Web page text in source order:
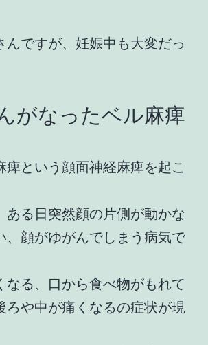
んですが、妊娠中も大変だっ
がなったベル麻痺
痺という顔面神経麻痺を起こ
ある日突然顔の片側が動かな
、顔がゆがんでしまう病気で
なる、口から食べ物がもれて
ろや中が痛くなるの症状が現